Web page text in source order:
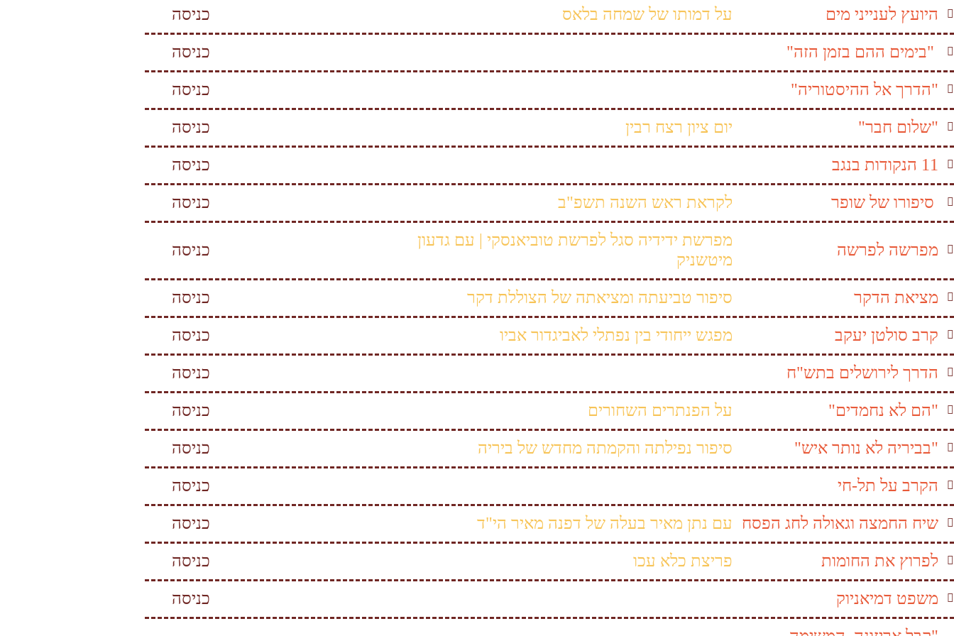
היועץ לענייני מים על דמותו של שמחה בלאס כניסה
"בימים ההם בזמן הזה" כניסה
"הדרך אל ההיסטוריה" כניסה
"שלום חבר" יום ציון רצח רבין כניסה
11 הנקודות בנגב כניסה
סיפורו של שופר לקראת ראש השנה תשפ"ב כניסה
מפרשה לפרשה
מפרשת ידידיה סגל לפרשת טוביאנסקי | עם גדעון
מיטשניק
כניסה
מציאת הדקר סיפור טביעתה ומציאתה של הצוללת דקר כניסה
קרב סולטן יעקב מפגש ייחודי בין נפתלי לאביגדור אביו כניסה
הדרך לירושלים בתש"ח כניסה
"הם לא נחמדים" על הפנתרים השחורים כניסה
"בביריה לא נותר איש" סיפור נפילתה והקמתה מחדש של ביריה כניסה
הקרב על תל-חי כניסה
שיח החמצה וגאולה לחג הפסח עם נתן מאיר בעלה של דפנה מאיר הי"ד כניסה
לפרוץ את החומות פריצת כלא עכו כניסה
משפט דמיאניוק כניסה